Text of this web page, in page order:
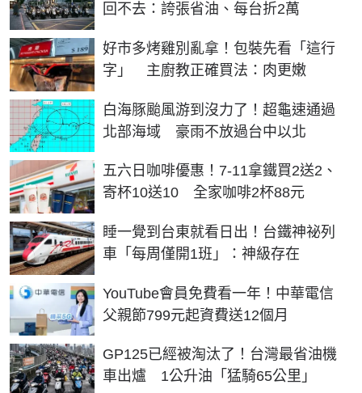
回不去：誇張省油、每台折2萬
好市多烤雞別亂拿！包裝先看「這行
字」 主廚教正確買法：肉更嫩
白海豚颱風游到沒力了！超龜速通過
北部海域 豪雨不放過台中以北
五六日咖啡優惠！7-11拿鐵買2送2、
寄杯10送10 全家咖啡2杯88元
睡一覺到台東就看日出！台鐵神祕列
車「每周僅開1班」：神級存在
YouTube會員免費看一年！中華電信
父親節799元起資費送12個月
GP125已經被淘汰了！台灣最省油機
車出爐 1公升油「猛騎65公里」